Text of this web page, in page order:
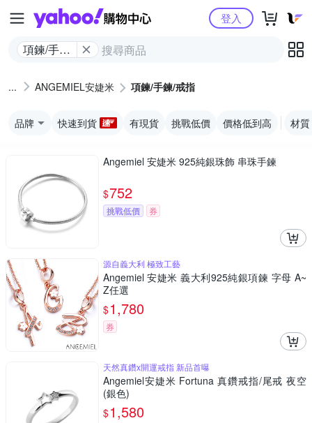
Yahoo購物中心
項鍊/手鍊/
登入
ANGEMIEL安婕米 項鍊/手鍊/戒指
品牌 快速到貨 有現貨 挑戰低價 價格低到高 材質
Angemiel 安婕米 925純銀珠飾 串珠手鍊
$752
挑戰低價 券
源自義大利 極致工藝
Angemiel 安婕米 義大利925純銀項鍊 字母 A~
Z任選
$1,780
券
天然真鑽x開運戒指 新品首曝
Angemiel安婕米 Fortuna 真鑽戒指/尾戒 夜空
(銀色)
$1,580